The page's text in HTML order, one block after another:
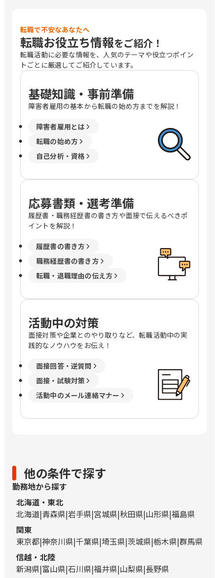
転職で不安なあなたへ
転職お役立ち情報をご紹介！
転職活動に必要な情報を、人気のテーマや役立つポイン
トごとに厳選してご紹介しています。
基礎知識・事前準備
障害者雇用の基本から転職の始め方までを解説！
障害者雇用とは
転職の始め方
自己分析・資格
応募書類・選考準備
履歴書・職務経歴書の書き方や面接で伝えるべきポ
イントを解説！
履歴書の書き方
職務経歴書の書き方
転職・退職理由の伝え方
活動中の対策
面接対策や企業とのやり取りなど、転職活動中の実
践的なノウハウをお伝え！
面接回答・逆質問
面接・試験対策
活動中のメール連絡マナー
他の条件で探す
勤務地から探す
北海道・東北
北海道 青森県 岩手県 宮城県 秋田県 山形県 福島県
関東
東京都 神奈川県 千葉県 埼玉県 茨城県 栃木県 群馬県
信越・北陸
新潟県 富山県 石川県 福井県 山梨県 長野県